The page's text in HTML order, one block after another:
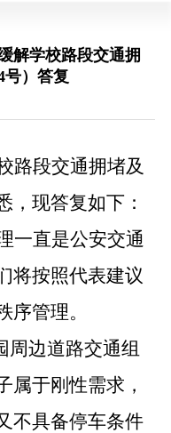
解学校路段交通拥
号）答复
路段交通拥堵及
，现答复如下：
一直是公安交通
将按照代表建议
序管理。
周边道路交通组
属于刚性需求，
不具备停车条件